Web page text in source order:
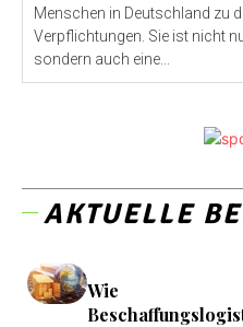
Menschen in Deutschland zu
Verpflichtungen. Sie ist nicht
sondern auch eine...
AKTUELLE
Wie